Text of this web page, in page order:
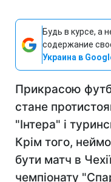
Будь в курсе, а
содержание
Украина в
Прикрасою
стане
"Інтера" і
Крім того,
бути матч в
чемпіонату